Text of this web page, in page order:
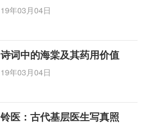
19年03月04日
诗词中的海棠及其药用价值
19年03月04日
铃医：古代基层医生写真照